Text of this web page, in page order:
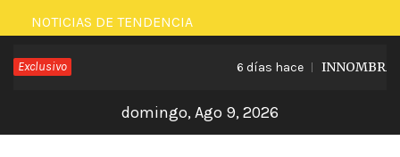
Saltar
al
contenido
NOTICIAS DE TENDENCIA
Exclusivo 6 días hace
domingo, Ago 9, 2026